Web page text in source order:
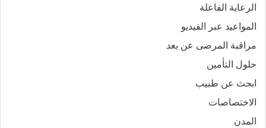
الرعاية الفاعلة
المواعيد عبر الفيديو
مراقبة المرضى عن بعد
حلول التأمين
ابحث عن طبيب
الاختصاصات
المدن